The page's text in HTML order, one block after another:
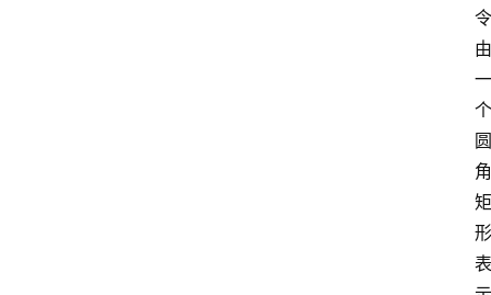
令
由
一
个
圆
角
矩
形
表